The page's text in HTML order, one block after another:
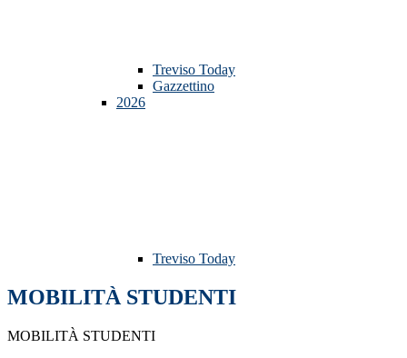
Treviso Today
Gazzettino
2026
Treviso Today
MOBILITÀ STUDENTI
MOBILITÀ STUDENTI